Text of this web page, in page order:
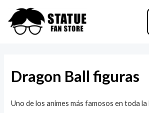
contenido
Dragon Ball figuras
Uno de los animes más famosos en toda
entradas